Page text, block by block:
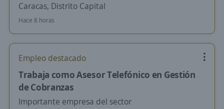
Caracas, Distrito Capital
Hace 8 horas
Empleo destacado
Trabaja como Asesor Telefónico en Gestión
de Cobranzas
Importante empresa del sector